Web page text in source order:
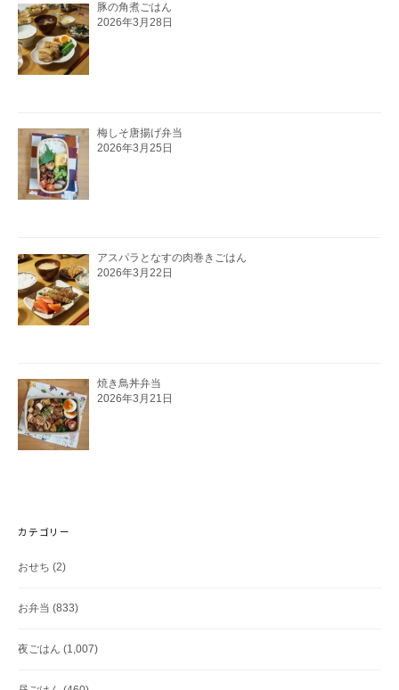
豚の角煮ごはん
2026年3月28日
梅しそ唐揚げ弁当
2026年3月25日
アスパラとなすの肉巻きごはん
2026年3月22日
焼き鳥丼弁当
2026年3月21日
カテゴリー
おせち (2)
お弁当 (833)
夜ごはん (1,007)